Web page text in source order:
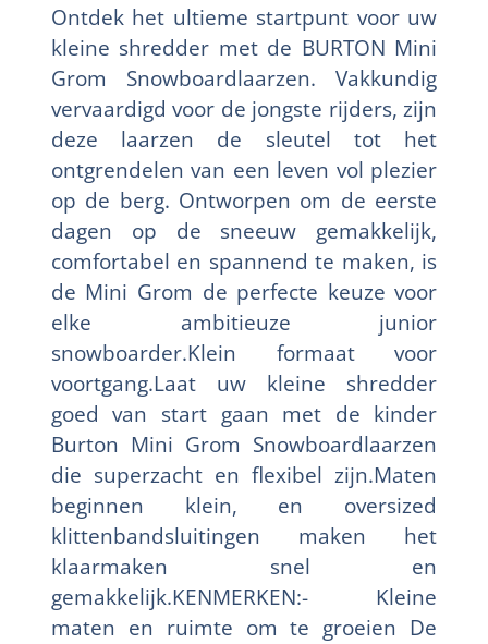
Ontdek het ultieme startpunt voor uw
kleine shredder met de BURTON Mini
Grom Snowboardlaarzen. Vakkundig
vervaardigd voor de jongste rijders, zijn
deze laarzen de sleutel tot het
ontgrendelen van een leven vol plezier
op de berg. Ontworpen om de eerste
dagen op de sneeuw gemakkelijk,
comfortabel en spannend te maken, is
de Mini Grom de perfecte keuze voor
elke ambitieuze junior
snowboarder.Klein formaat voor
voortgang.Laat uw kleine shredder
goed van start gaan met de kinder
Burton Mini Grom Snowboardlaarzen
die superzacht en flexibel zijn.Maten
beginnen klein, en oversized
klittenbandsluitingen maken het
klaarmaken snel en
gemakkelijk.KENMERKEN:- Kleine
maten en ruimte om te groeien De